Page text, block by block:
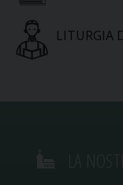
LITURGIA